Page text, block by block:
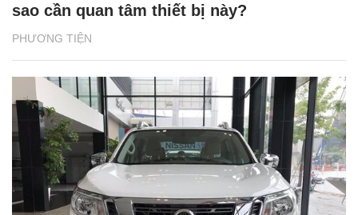
PHƯƠNG TIỆN
sao cần quan tâm thiết bị này?